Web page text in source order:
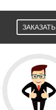
ЗАКАЗАТЬ